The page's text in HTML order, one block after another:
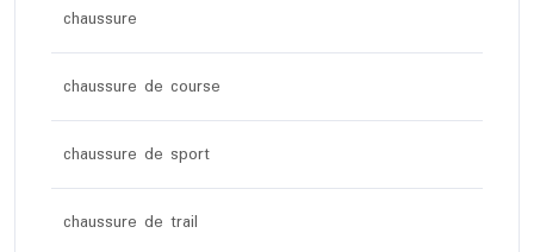
chaussure
chaussure de course
chaussure de sport
chaussure de trail